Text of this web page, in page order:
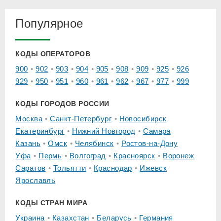
Популярное
КОДЫ ОПЕРАТОРОВ
900 902 903 904 905 908 909 925
926
929
950 951 960 961 962 967 977 999
КОДЫ ГОРОДОВ РОССИИ
Москва Санкт-Петербург
Новосибирск
Екатеринбург
Нижний Новгород
Самара
Казань
Омск Челябинск
Ростов-на-Дону
Уфа
Пермь Волгоград Красноярск
Воронеж
Саратов
Тольятти Краснодар
Ижевск
Ярославль
КОДЫ СТРАН МИРА
Украина Казахстан Беларусь Германия